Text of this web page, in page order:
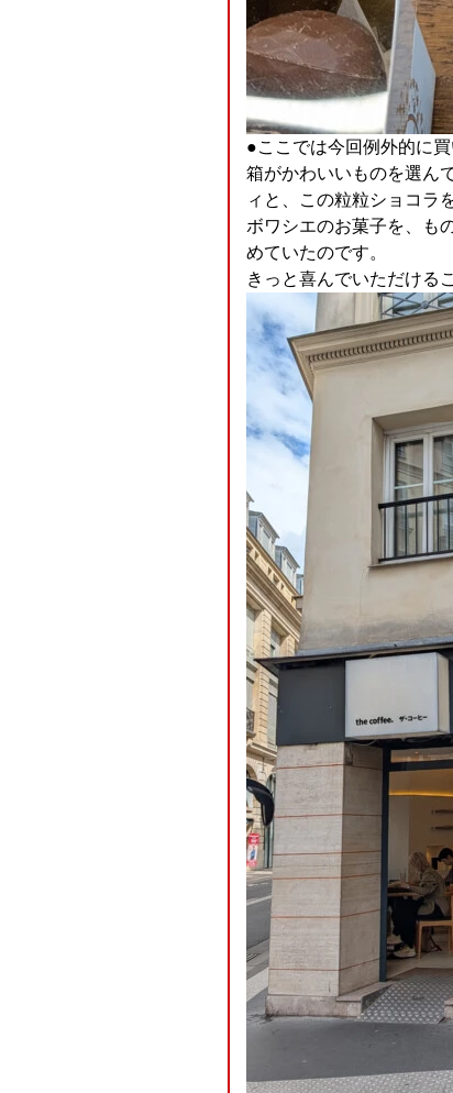
●ここでは今回例外的に
箱がかわいいものを選ん
ィと、この粒粒ショコラ
ボワシエのお菓子を、も
めていたのです。
きっと喜んでいただける